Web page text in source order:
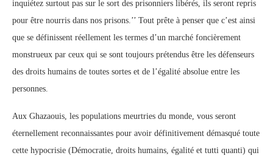
inquiétez surtout pas sur le sort des prisonniers libérés, ils seront repris
pour être nourris dans nos prisons.’’ Tout prête à penser que c’est ainsi
que se définissent réellement les termes d’un marché foncièrement
monstrueux par ceux qui se sont toujours prétendus être les défenseurs
des droits humains de toutes sortes et de l’égalité absolue entre les
personnes.
Aux Ghazaouis, les populations meurtries du monde, vous seront
éternellement reconnaissantes pour avoir définitivement démasqué toute
cette hypocrisie (Démocratie, droits humains, égalité et tutti quanti) qui